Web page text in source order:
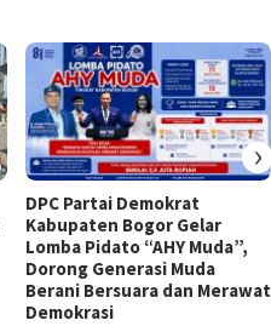
DPC Partai Demokrat
Kabupaten Bogor Gelar
Lomba Pidato “AHY Muda”,
Dorong Generasi Muda
Berani Bersuara dan Merawat
Demokrasi
›